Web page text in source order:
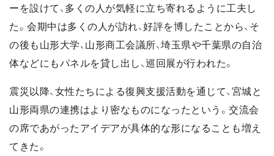
ーを設けて、多くの人が気軽に立ち寄れるように工夫し
た。会期中は多くの人が訪れ、好評を博したことから、そ
の後も山形大学、山形商工会議所、埼玉県や千葉県の自治
体などにもパネルを貸し出し、巡回展が行われた。
震災以降、女性たちによる復興支援活動を通じて、宮城と
山形両県の連携はより密なものになったという。交流会
の席であがったアイデアが具体的な形になることも増え
てきた。